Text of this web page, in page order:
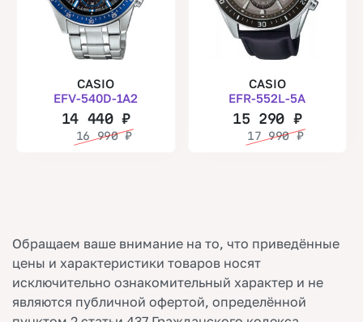
CASIO
EFV-540D-1A2
14 440₽
16 990₽
CASIO
EFR-552L-5A
15 290 ₽
17 990₽
Обращаем ваше внимание на то, что приведённые
цены и характеристики товаров носят
исключительно ознакомительный характер и не
являются публичной офертой, определённой